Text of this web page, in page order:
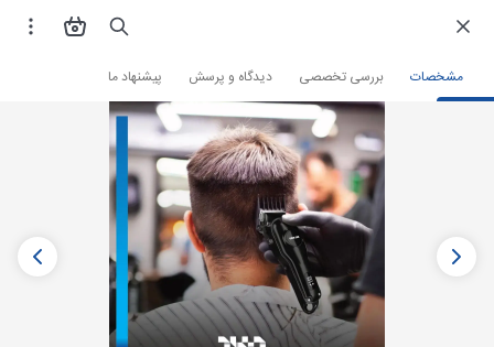
مشخصات بررسی تخصصی دیدگاه و پرسش پیشنهاد ما فروشگاه اینترنتی زیبایی و سلامت لوازم شخصی ماشین اصلاح